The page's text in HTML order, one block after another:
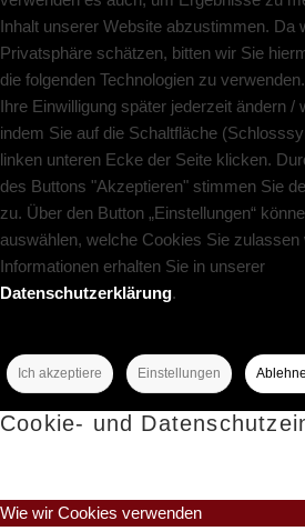
Inhalt unserer Website abzustimmen. Da
Privatsphäre schätzen, bitten wir Sie
die folgenden Technologien zu
Ihre Einwilligung später jederzeit ändern /
indem Sie auf die Schaltfläche
linken unteren Ecke der Seite klicken.
des Buttons "Akzeptieren" stimmen Sie
zu. Über den Button „Einstellungen“
auswählen, welche Cookies Sie zulassen
Informationen erhalten Sie in unserer
Datenschutzerklärung.
Ich akzeptiere Einstellungen
Cookie- und
Wie wir Cookies verwenden